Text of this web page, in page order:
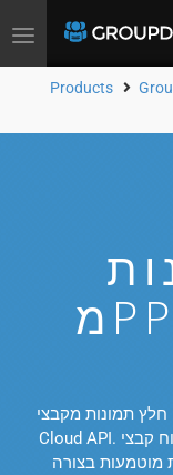
Toggle
Products
מPPSM קבצים
חלץ תמונות מקבצי PPSM ב- PHP בעזרת GroupDocs.Parser
Cloud API. ניתוח קבצי PPSM ועוד 61, כולל חשבוניות, קבלות
מוטמעות בצורה